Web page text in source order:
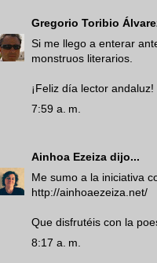
Gregorio Toribio
Si me llego a enterar
monstruos literarios.
¡Feliz día lector andaluz!
7:59 a. m.
Ainhoa Ezeiza dijo...
Me sumo a la iniciativa
http://ainhoaezeiza.net/
Que disfrutéis con la
8:17 a. m.